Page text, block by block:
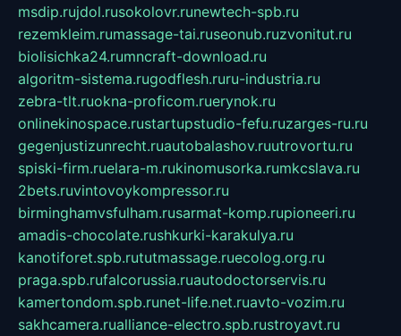
msdip.rujdol.rusokolovr.runewtech-spb.ru
rezemkleim.rumassage-tai.ruseonub.ruzvonitut.ru
biolisichka24.rumncraft-download.ru
algoritm-sistema.rugodflesh.ruru-industria.ru
zebra-tlt.ruokna-proficom.ruerynok.ru
onlinekinospace.rustartupstudio-fefu.ruzarges-ru.ru
gegenjustizunrecht.ruautobalashov.ruutrovortu.ru
spiski-firm.ruelara-m.rukinomusorka.rumkcslava.ru
2bets.ruvintovoykompressor.ru
birminghamvsfulham.rusarmat-komp.rupioneeri.ru
amadis-chocolate.rushkurki-karakulya.ru
kanotiforet.spb.rututmassage.ruecolog.org.ru
praga.spb.rufalcorussia.ruautodoctorservis.ru
kamertondom.spb.runet-life.net.ruavto-vozim.ru
sakhcamera.rualliance-electro.spb.rustroyavt.ru